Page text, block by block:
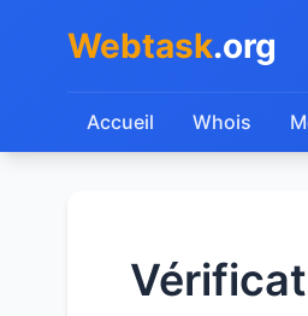
Webtask.org
Accueil Whois